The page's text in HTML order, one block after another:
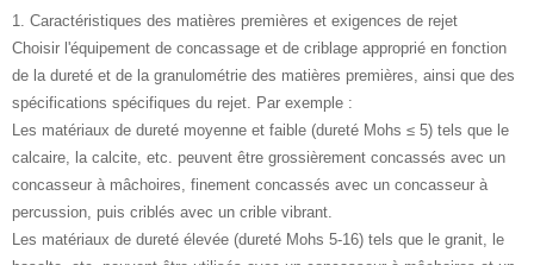
1. Caractéristiques des matières premières et exigences de rejet
Choisir l'équipement de concassage et de criblage approprié en fonction
de la dureté et de la granulométrie des matières premières, ainsi que des
spécifications spécifiques du rejet. Par exemple :
‌Les matériaux de dureté moyenne et faible (dureté Mohs ≤ 5) tels que le
calcaire, la calcite, etc. peuvent être grossièrement concassés avec un
concasseur à mâchoires, finement concassés avec un concasseur à
percussion, puis criblés avec un crible vibrant.
‌Les matériaux de dureté élevée (dureté Mohs 5-16) tels que le granit, le